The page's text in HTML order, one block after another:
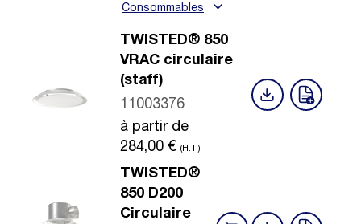
Consommables
TWISTED® 850
VRAC circulaire
(staff)
11003376
à partir de
284,00 € (H.T.)
TWISTED®
850 D200
Circulaire